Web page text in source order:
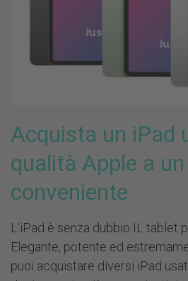
Acquista un iPad
qualità Apple a
conveniente
L'iPad è senza dubbio IL tablet
Elegante, potente ed
puoi acquistare diversi iPad